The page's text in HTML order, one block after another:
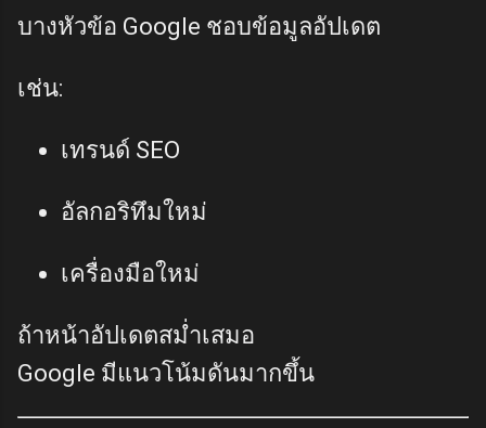
บางหัวข้อ Google ชอบข้อมูลอัปเดต
เช่น:
เทรนด์ SEO
อัลกอริทึมใหม่
เครื่องมือใหม่
ถ้าหน้าอัปเดตสม่ำเสมอ
Google มีแนวโน้มดันมากขึ้น